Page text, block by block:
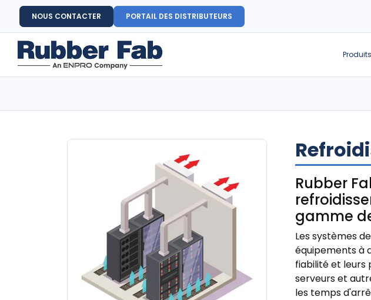
NOUS CONTACTER PORTAIL DES DISTRIBUTEURS
Produits
Rubber
gamme
Les systèmes
équipements à
fiabilité et leurs
serveurs et
les temps